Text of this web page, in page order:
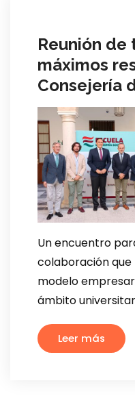
Reunión de
máximos
Consejería
Un encuentro
colaboración que
modelo
ámbito
Leer más